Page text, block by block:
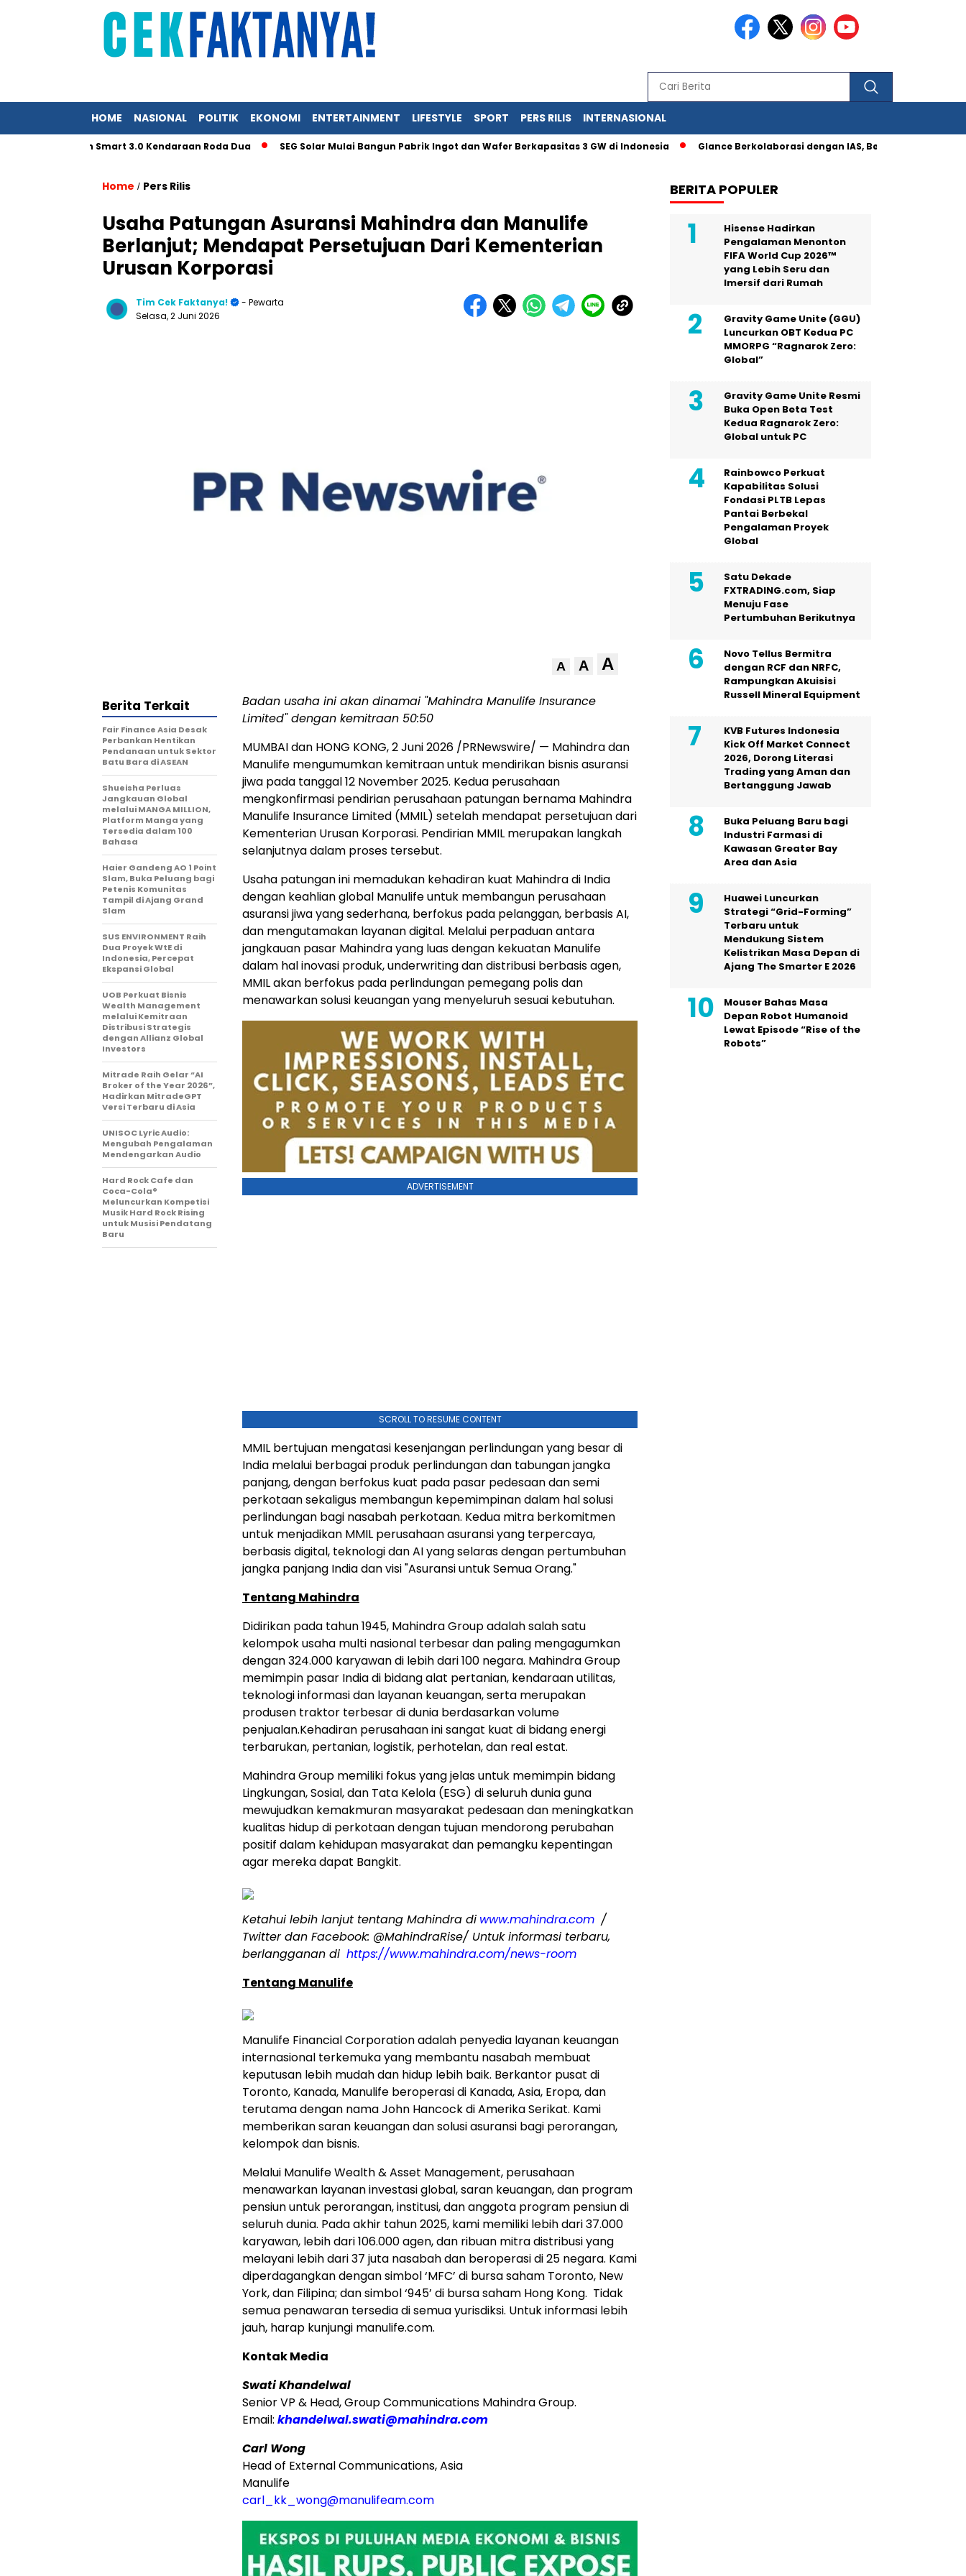
HOME NASIONAL POLITIK EKONOMI ENTERTAINMENT LIFESTYLE SPORT PERS RILIS INTERNASIONAL
Smart 3.0 Kendaraan Roda Dua SEG Solar Mulai Bangun Pabrik Ingot dan Wafer Berkapasitas 3 GW di Indonesia Glance Berkolaborasi dengan IAS, Berbagai Fitur
Home / Pers Rilis
Usaha Patungan Asuransi Mahindra dan Manulife
Berlanjut; Mendapat Persetujuan Dari Kementerian
Urusan Korporasi
Tim Cek Faktanya!
- Pewarta
Selasa, 2 Juni 2026
A A A
Badan usaha ini akan dinamai "Mahindra Manulife Insurance
Limited" dengan kemitraan 50:50
MUMBAI dan HONG KONG,2 Juni 2026 /PRNewswire/ — Mahindra dan
Manulife mengumumkan kemitraan untuk mendirikan bisnis asuransi
jiwa pada tanggal 12 November 2025. Kedua perusahaan
mengkonfirmasi pendirian perusahaan patungan bernama Mahindra
Manulife Insurance Limited (MMIL) setelah mendapat persetujuan dari
Kementerian Urusan Korporasi. Pendirian MMIL merupakan langkah
selanjutnya dalam proses tersebut.
Usaha patungan ini memadukan kehadiran kuat Mahindra di India
dengan keahlian global Manulife untuk membangun perusahaan
asuransi jiwa yang sederhana, berfokus pada pelanggan, berbasis AI,
dan mengutamakan layanan digital. Melalui perpaduan antara
jangkauan pasar Mahindra yang luas dengan kekuatan Manulife
dalam hal inovasi produk, underwriting dan distribusi berbasis agen,
MMIL akan berfokus pada perlindungan pemegang polis dan
menawarkan solusi keuangan yang menyeluruh sesuai kebutuhan.
ADVERTISEMENT
SCROLL TO RESUME CONTENT
MMIL bertujuan mengatasi kesenjangan perlindungan yang besar di
India melalui berbagai produk perlindungan dan tabungan jangka
panjang, dengan berfokus kuat pada pasar pedesaan dan semi
perkotaan sekaligus membangun kepemimpinan dalam hal solusi
perlindungan bagi nasabah perkotaan. Kedua mitra berkomitmen
untuk menjadikan MMIL perusahaan asuransi yang terpercaya,
berbasis digital, teknologi dan AI yang selaras dengan pertumbuhan
jangka panjang India dan visi "Asuransi untuk Semua Orang."
Tentang Mahindra
Didirikan pada tahun 1945, Mahindra Group adalah salah satu
kelompok usaha multi nasional terbesar dan paling mengagumkan
dengan 324.000 karyawan di lebih dari 100 negara. Mahindra Group
memimpin pasar India di bidang alat pertanian, kendaraan utilitas,
teknologi informasi dan layanan keuangan, serta merupakan
produsen traktor terbesar di dunia berdasarkan volume
penjualan.Kehadiran perusahaan ini sangat kuat di bidang energi
terbarukan, pertanian, logistik, perhotelan, dan real estat.
Mahindra Group memiliki fokus yang jelas untuk memimpin bidang
Lingkungan, Sosial, dan Tata Kelola (ESG) di seluruh dunia guna
mewujudkan kemakmuran masyarakat pedesaan dan meningkatkan
kualitas hidup di perkotaan dengan tujuan mendorong perubahan
positif dalam kehidupan masyarakat dan pemangku kepentingan
agar mereka dapat Bangkit.
Ketahui lebih lanjut tentang Mahindra di www.mahindra.com /
Twitter dan Facebook: @MahindraRise/ Untuk informasi terbaru,
berlangganan di https://www.mahindra.com/news-room
Tentang Manulife
Manulife Financial Corporation adalah penyedia layanan keuangan
internasional terkemuka yang membantu nasabah membuat
keputusan lebih mudah dan hidup lebih baik. Berkantor pusat di
Toronto, Kanada, Manulife beroperasi di Kanada, Asia, Eropa, dan
terutama dengan nama John Hancock di Amerika Serikat. Kami
memberikan saran keuangan dan solusi asuransi bagi perorangan,
kelompok dan bisnis.
Melalui Manulife Wealth & Asset Management, perusahaan
menawarkan layanan investasi global, saran keuangan, dan program
pensiun untuk perorangan, institusi, dan anggota program pensiun di
seluruh dunia. Pada akhir tahun 2025, kami memiliki lebih dari 37.000
karyawan, lebih dari 106.000 agen, dan ribuan mitra distribusi yang
melayani lebih dari 37 juta nasabah dan beroperasi di 25 negara. Kami
diperdagangkan dengan simbol ‘MFC’ di bursa saham Toronto, New
York, dan Filipina; dan simbol ‘945’ di bursa saham Hong Kong. Tidak
semua penawaran tersedia di semua yurisdiksi. Untuk informasi lebih
jauh, harap kunjungi manulife.com.
Kontak Media
Swati Khandelwal
Senior VP & Head, Group Communications Mahindra Group.
Email: khandelwal.swati@mahindra.com
Carl Wong
Head of External Communications, Asia
Manulife
carl_kk_wong@manulifeam.com
Berita Terkait
Fair Finance Asia Desak
Perbankan Hentikan
Pendanaan untuk Sektor
Batu Bara di ASEAN
Shueisha Perluas
Jangkauan Global
melalui MANGA MILLION,
Platform Manga yang
Tersedia dalam 100
Bahasa
Haier Gandeng AO 1 Point
Slam, Buka Peluang bagi
Petenis Komunitas
Tampil di Ajang Grand
Slam
SUS ENVIRONMENT Raih
Dua Proyek WtE di
Indonesia, Percepat
Ekspansi Global
UOB Perkuat Bisnis
Wealth Management
melalui Kemitraan
Distribusi Strategis
dengan Allianz Global
Investors
Mitrade Raih Gelar “AI
Broker of the Year 2026”,
Hadirkan MitradeGPT
Versi Terbaru di Asia
UNISOC Lyric Audio:
Mengubah Pengalaman
Mendengarkan Audio
Hard Rock Cafe dan
Coca-Cola®
Meluncurkan Kompetisi
Musik Hard Rock Rising
untuk Musisi Pendatang
Baru
BERITA POPULER
Hisense Hadirkan
Pengalaman Menonton
FIFA World Cup 2026™
yang Lebih Seru dan
Imersif dari Rumah
Gravity Game Unite (GGU)
Luncurkan OBT Kedua PC
MMORPG “Ragnarok Zero:
Global”
Gravity Game Unite Resmi
Buka Open Beta Test
Kedua Ragnarok Zero:
Global untuk PC
Rainbowco Perkuat
Kapabilitas Solusi
Fondasi PLTB Lepas
Pantai Berbekal
Pengalaman Proyek
Global
Satu Dekade
FXTRADING.com, Siap
Menuju Fase
Pertumbuhan Berikutnya
Novo Tellus Bermitra
dengan RCF dan NRFC,
Rampungkan Akuisisi
Russell Mineral Equipment
KVB Futures Indonesia
Kick Off Market Connect
2026, Dorong Literasi
Trading yang Aman dan
Bertanggung Jawab
Buka Peluang Baru bagi
Industri Farmasi di
Kawasan Greater Bay
Area dan Asia
Huawei Luncurkan
Strategi “Grid-Forming”
Terbaru untuk
Mendukung Sistem
Kelistrikan Masa Depan di
Ajang The Smarter E 2026
Mouser Bahas Masa
Depan Robot Humanoid
Lewat Episode “Rise of the
Robots”